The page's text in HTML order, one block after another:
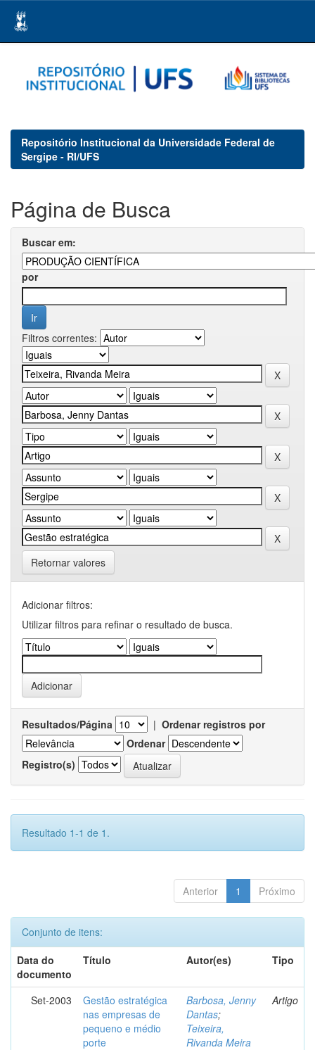
navigation
Repositório Institucional da Universidade Federal de
Sergipe - RI/UFS
Página de Busca
Buscar em:
por
Filtros correntes:
Retornar valores
Adicionar filtros:
Utilizar filtros para refinar o resultado de busca.
Resultados/Página | Ordenar registros por
Ordenar
Registro(s)
Resultado 1-1 de 1.
Anterior 1 Próximo
Conjunto de itens:
Data do
documento
Título Autor(es) Tipo
Set-2003
Gestão estratégica
nas empresas de
pequeno e médio
porte
Barbosa, Jenny
Dantas;
Teixeira,
Rivanda Meira
Artigo